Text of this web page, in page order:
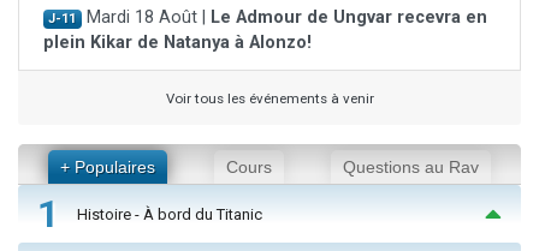
J-11 Mardi 18 Août |
Le Admour de Ungvar recevra en
plein Kikar de Natanya à Alonzo!
Voir tous les événements à venir
+ Populaires Cours Questions au Rav
1 Histoire - À bord du Titanic